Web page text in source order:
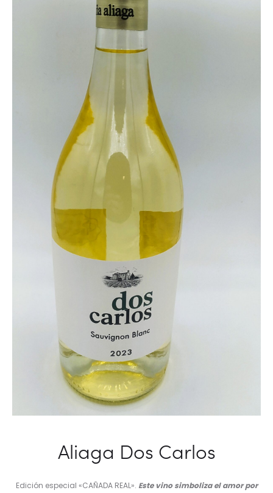
Aliaga Dos Carlos
Edición especial «CAÑADA REAL». Este vino simboliza el amor por